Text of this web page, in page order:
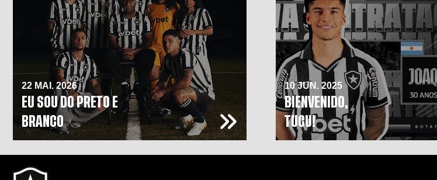
22 MAI. 2026
EU SOU DO PRETO E
BRANCO
10 JUN. 2025
BIENVENIDO,
TUCU!